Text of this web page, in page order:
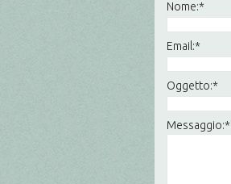
Nome:*
Email:*
Oggetto:*
Messaggio:*